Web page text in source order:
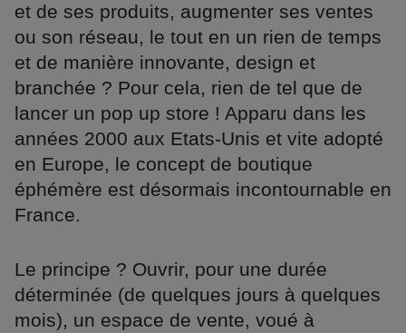
et de ses produits, augmenter ses ventes
ou son réseau, le tout en un rien de temps
et de manière innovante, design et
branchée ? Pour cela, rien de tel que de
lancer un pop up store ! Apparu dans les
années 2000 aux Etats-Unis et vite adopté
en Europe, le concept de boutique
éphémère est désormais incontournable en
France.
Le principe ? Ouvrir, pour une durée
déterminée (de quelques jours à quelques
mois), un espace de vente, voué à